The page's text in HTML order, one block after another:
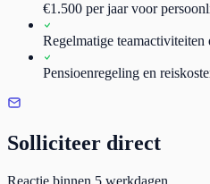
€1.500 per jaar voor
Regelmatige teamactiviteiten
Pensioenregeling en
Solliciteer direct
Reactie binnen 5 werkdagen